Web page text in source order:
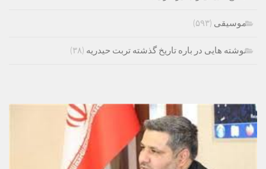
موسیقی (۵۹۳)
نوشته هایی در باره تاریخ گذشته تربت حیدریه (۳۸)